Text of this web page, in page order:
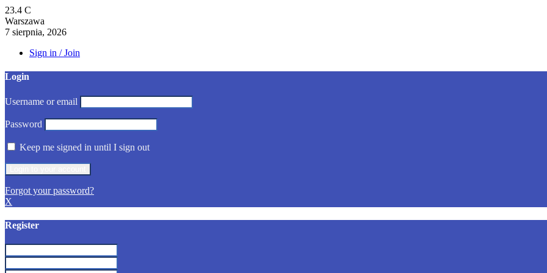
23.4 C
Warszawa
7 sierpnia, 2026
Sign in / Join
Login
Username or email
Password
Keep me signed in until I sign out
Forgot your password?
X
Register